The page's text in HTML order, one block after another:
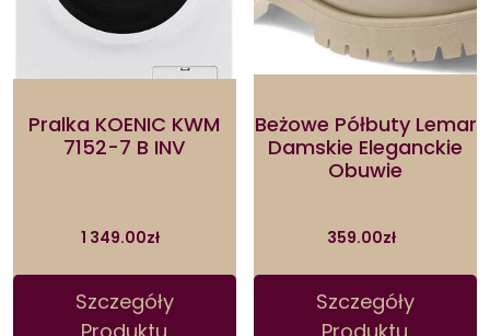
Pralka KOENIC KWM
7152-7 B INV
1 349.00zł
Szczegóły
Beżowe Półbuty Lemar
Damskie Eleganckie
Obuwie
359.00zł
Szczegóły